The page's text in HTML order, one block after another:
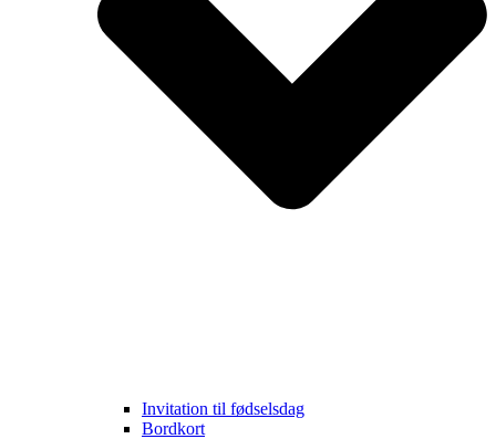
Invitation til fødselsdag
Bordkort